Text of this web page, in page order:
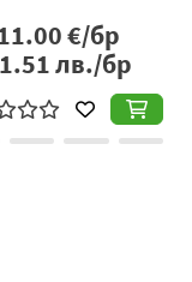
19.56€/бр
38.26лв./бр